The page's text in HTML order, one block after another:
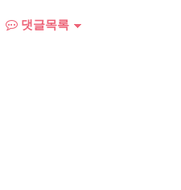
댓글목록